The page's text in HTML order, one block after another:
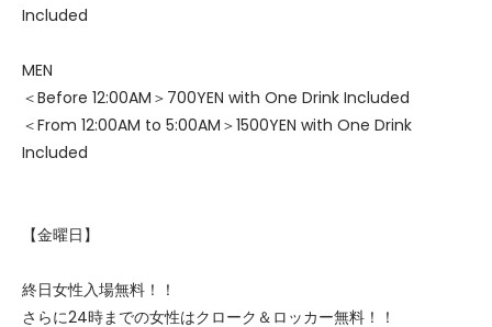
Included
MEN
＜Before 12:00AM＞700YEN with One Drink Included
＜From 12:00AM to 5:00AM＞1500YEN with One Drink
Included
【金曜日】
終日女性入場無料！！
さらに24時までの女性はクローク＆ロッカー無料！！